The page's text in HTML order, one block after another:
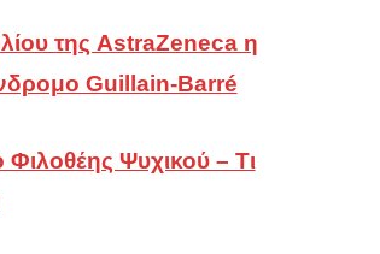
της AstraZeneca η
Guillain-Barré
Ψυχικού – Τι